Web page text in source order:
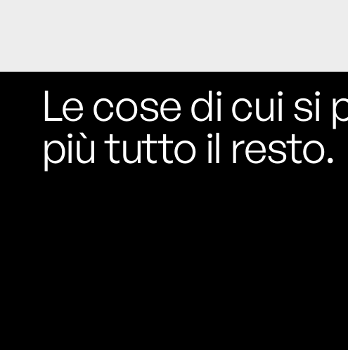
Le cose di cui si
più tutto il resto.